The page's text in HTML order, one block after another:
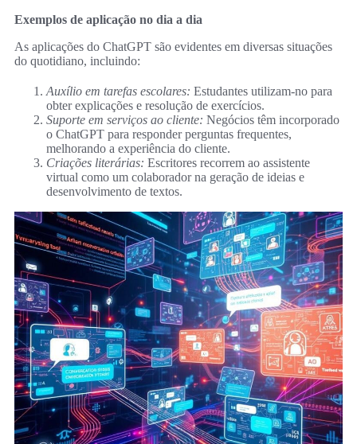
Exemplos de aplicação no dia a dia
As aplicações do ChatGPT são evidentes em diversas situações
do quotidiano, incluindo:
Auxílio em tarefas escolares: Estudantes utilizam-no para
obter explicações e resolução de exercícios.
Suporte em serviços ao cliente: Negócios têm incorporado
o ChatGPT para responder perguntas frequentes,
melhorando a experiência do cliente.
Criações literárias: Escritores recorrem ao assistente
virtual como um colaborador na geração de ideias e
desenvolvimento de textos.